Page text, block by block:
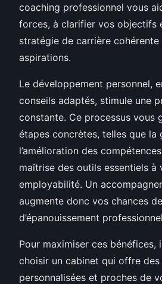
coaching professionnel vous
forces, à clarifier vos objectifs
stratégie de carrière
aspirations.
Le développement personnel,
conseils adaptés, stimule une
constante. Ce processus vous
étapes concrètes, telles que la
l’amélioration des
maîtrise des outils essentiels à
employabilité. Un
augmente donc vos chances
d’épanouissement
Pour maximiser ces
choisir un cabinet qui offre
personnalisées et proches de